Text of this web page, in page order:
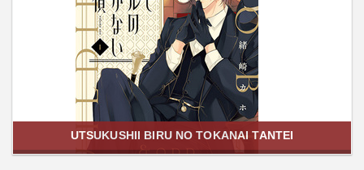
UTSUKUSHII BIRU NO TOKANAI TANTEI